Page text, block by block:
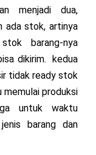
menjadi dua,
ada stok, artinya
barang-nya
dikirim. kedua
tidak ready stok
produksi
untuk waktu
barang dan